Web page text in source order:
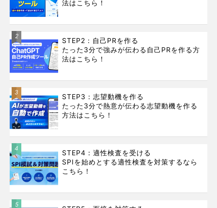
法はこちら！
2
STEP2：自己PRを作る
たった3分で強みが伝わる自己PRを作る方
法はこちら！
3
STEP3：志望動機を作る
たった3分で熱意が伝わる志望動機を作る
方法はこちら！
4
STEP4：適性検査を受ける
SPIを始めとする適性検査を対策するなら
こちら！
5